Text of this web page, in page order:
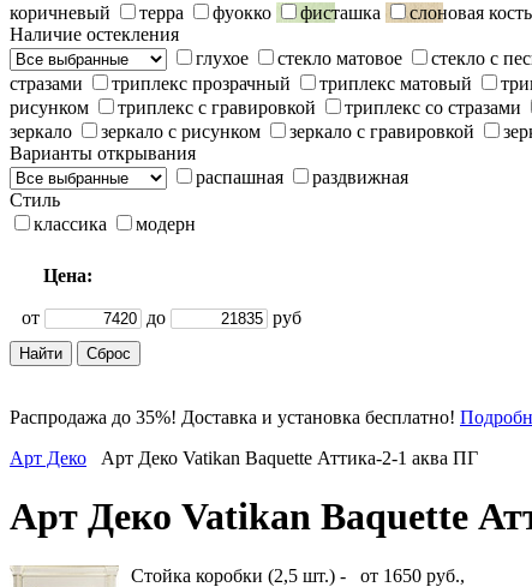
коричневый
терра фуокко фисташка слоновая кость
Наличие остекления
глухое
стекло матовое стекло с
стразами
триплекс прозрачный триплекс матовый
рисунком
триплекс с гравировкой триплекс со стразами
зеркало
зеркало с рисунком зеркало с гравировкой
Варианты открывания
распашная
раздвижная
Стиль
классика
модерн
Цена:
от до руб
Распродажа до 35%! Доставка и установка бесплатно!
Арт Деко
Арт Деко Vatikan Baquette Аттика-2-1 аква ПГ
Арт Деко Vatikan Baquette
Стойка коробки (2,5 шт.) - от 1650 руб.,